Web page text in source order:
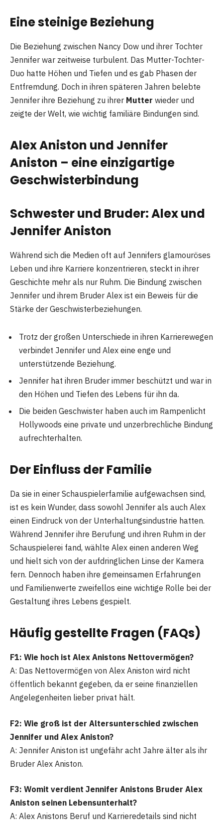
Eine steinige Beziehung
Die Beziehung zwischen Nancy Dow und ihrer Tochter
Jennifer war zeitweise turbulent. Das Mutter-Tochter-
Duo hatte Höhen und Tiefen und es gab Phasen der
Entfremdung. Doch in ihren späteren Jahren belebte
Jennifer ihre Beziehung zu ihrer Mutter wieder und
zeigte der Welt, wie wichtig familiäre Bindungen sind.
Alex Aniston und Jennifer
Aniston – eine einzigartige
Geschwisterbindung
Schwester und Bruder: Alex und
Jennifer Aniston
Während sich die Medien oft auf Jennifers glamouröses
Leben und ihre Karriere konzentrieren, steckt in ihrer
Geschichte mehr als nur Ruhm. Die Bindung zwischen
Jennifer und ihrem Bruder Alex ist ein Beweis für die
Stärke der Geschwisterbeziehungen.
Trotz der großen Unterschiede in ihren Karrierewegen
verbindet Jennifer und Alex eine enge und
unterstützende Beziehung.
Jennifer hat ihren Bruder immer beschützt und war in
den Höhen und Tiefen des Lebens für ihn da.
Die beiden Geschwister haben auch im Rampenlicht
Hollywoods eine private und unzerbrechliche Bindung
aufrechterhalten.
Der Einfluss der Familie
Da sie in einer Schauspielerfamilie aufgewachsen sind,
ist es kein Wunder, dass sowohl Jennifer als auch Alex
einen Eindruck von der Unterhaltungsindustrie hatten.
Während Jennifer ihre Berufung und ihren Ruhm in der
Schauspielerei fand, wählte Alex einen anderen Weg
und hielt sich von der aufdringlichen Linse der Kamera
fern. Dennoch haben ihre gemeinsamen Erfahrungen
und Familienwerte zweifellos eine wichtige Rolle bei der
Gestaltung ihres Lebens gespielt.
Häufig gestellte Fragen (FAQs)
F1: Wie hoch ist Alex Anistons Nettovermögen?
A: Das Nettovermögen von Alex Aniston wird nicht
öffentlich bekannt gegeben, da er seine finanziellen
Angelegenheiten lieber privat hält.
F2: Wie groß ist der Altersunterschied zwischen
Jennifer und Alex Aniston?
A: Jennifer Aniston ist ungefähr acht Jahre älter als ihr
Bruder Alex Aniston.
F3: Womit verdient Jennifer Anistons Bruder Alex
Aniston seinen Lebensunterhalt?
A: Alex Anistons Beruf und Karrieredetails sind nicht